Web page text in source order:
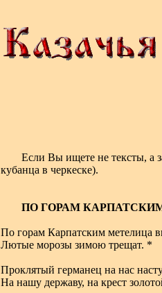
Если Вы ищете не тексты, а
кубанца в черкеске).
ПО ГОРАМ
По горам Карпатским метелица
Лютые морозы зимою трещат. *
Проклятый германец на нас
На нашу державу, на крест